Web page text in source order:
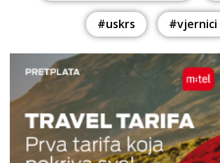
#uskrs #vjernici